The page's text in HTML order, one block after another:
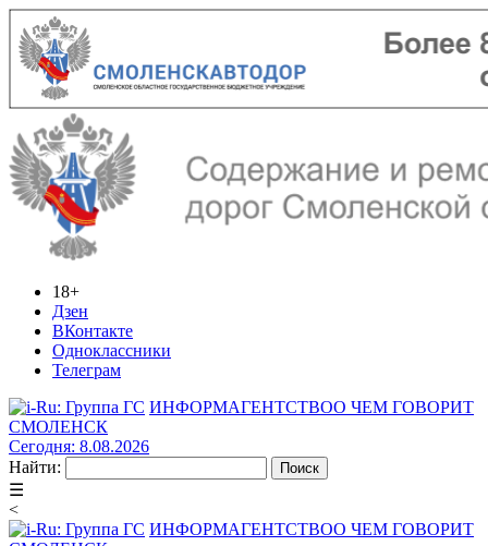
18+
Дзен
ВКонтакте
Одноклассники
Телеграм
ИНФОРМАГЕНТСТВОО ЧЕМ ГОВОРИТ
СМОЛЕНСК
Сегодня: 8.08.2026
Найти:
☰
<
ИНФОРМАГЕНТСТВОО ЧЕМ ГОВОРИТ